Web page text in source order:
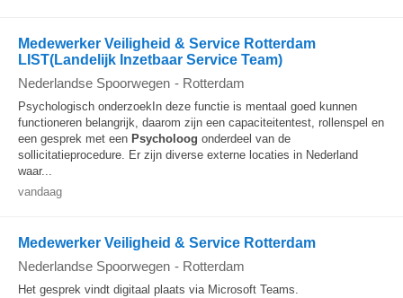
Medewerker Veiligheid & Service Rotterdam
LIST(Landelijk Inzetbaar Service Team)
Nederlandse Spoorwegen - Rotterdam
Psychologisch onderzoekIn deze functie is mentaal goed kunnen
functioneren belangrijk, daarom zijn een capaciteitentest, rollenspel en
een gesprek met een Psycholoog onderdeel van de
sollicitatieprocedure. Er zijn diverse externe locaties in Nederland
waar...
vandaag
Medewerker Veiligheid & Service Rotterdam
Nederlandse Spoorwegen - Rotterdam
Het gesprek vindt digitaal plaats via Microsoft Teams.